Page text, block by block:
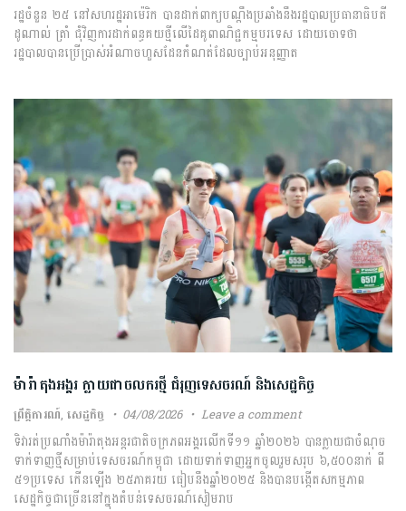
រដ្ឋ​ចំនួន​ ​២៥​ ​នៅ​សហរដ្ឋ​អាម៉េរិក ​បាន​ដាក់ពាក្យបណ្ដឹង​ប្រឆាំង​នឹង​រដ្ឋបាល​ប្រធានាធិបតី​ ​
ដូណាល់ ​ត្រាំ ​ជុំវិញ​ការ​ដាក់​ពន្ធ​គយ​ថ្មី​លើ​ដៃគូ​ពាណិជ្ជកម្ម​បរទេស ​ដោយ​ចោទ​ថា​ ​
រដ្ឋបាល​បាន​ប្រើប្រាស់​អំណាច​ហួស​ដែន​កំណត់​ដែល​ច្បាប់​អនុញ្ញាត​
ម៉ារ៉ាតុង​អង្គរ​ ក្លាយជា​ចលករ​ថ្មី​ ​ជំរុញ​ទេសចរណ៍​ ​និង​សេដ្ឋកិច្ច​
ព្រឹត្តិការណ៍,សេដ្ឋកិច្ច 04/08/2026 Leave a comment
ទិវា​រត់​ប្រណាំង​ម៉ារ៉ាតុង​អន្តរជាតិ​ចក្រភព​អង្គរ​លើក​ទី​១១​ ​ឆ្នាំ​២០២៦​ ​បាន​ក្លាយជា​ចំណុច​
ទាក់ទាញ​ថ្មី​សម្រាប់​ទេសចរណ៍​កម្ពុជា​ ​ដោយ​ទាក់ទាញ​អ្នកចូលរួម​សរុប​ ​៦,៥០០​នាក់​ ពី​ ​
៥១​ប្រទេស​ ​កើនឡើង​ ​២៥​ភាគរយ​ ធៀប​នឹង​ឆ្នាំ​២០២៥​ ​និង​បាន​បង្កើត​សកម្មភាព​
សេដ្ឋកិច្ច​ជាច្រើន​នៅក្នុង​តំបន់​ទេសចរណ៍​សៀមរាប​